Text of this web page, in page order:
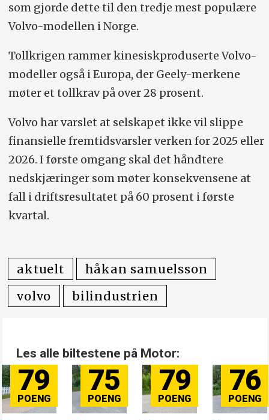
som gjorde dette til den tredje mest populære
Volvo-modellen i Norge.
Tollkrigen rammer kinesiskproduserte Volvo-
modeller også i Europa, der Geely-merkene
møter et tollkrav på over 28 prosent.
Volvo har varslet at selskapet ikke vil slippe
finansielle fremtidsvarsler verken for 2025 eller
2026. I første omgang skal det håndtere
nedskjæringer som møter konsekvensene at
fall i driftsresultatet på 60 prosent i første
kvartal.
aktuelt
håkan samuelsson
volvo
bilindustrien
Les alle biltestene på Motor:
79 75 79 76